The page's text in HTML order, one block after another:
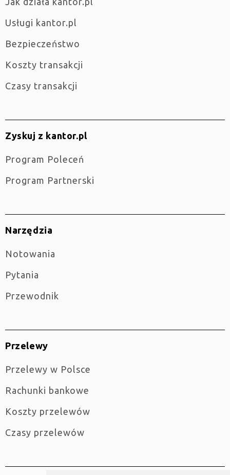
Usługi kantor.pl
Bezpieczeństwo
Koszty transakcji
Czasy transakcji
Zyskuj z kantor.pl
Program Poleceń
Program Partnerski
Narzędzia
Notowania
Pytania
Przewodnik
Przelewy
Przelewy w Polsce
Rachunki bankowe
Koszty przelewów
Czasy przelewów